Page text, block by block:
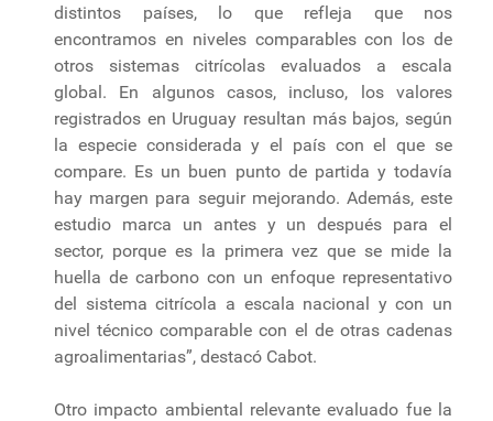
distintos países, lo que refleja que nos
encontramos en niveles comparables con los de
otros sistemas citrícolas evaluados a escala
global. En algunos casos, incluso, los valores
registrados en Uruguay resultan más bajos, según
la especie considerada y el país con el que se
compare. Es un buen punto de partida y todavía
hay margen para seguir mejorando. Además, este
estudio marca un antes y un después para el
sector, porque es la primera vez que se mide la
huella de carbono con un enfoque representativo
del sistema citrícola a escala nacional y con un
nivel técnico comparable con el de otras cadenas
agroalimentarias”, destacó Cabot.
Otro impacto ambiental relevante evaluado fue la